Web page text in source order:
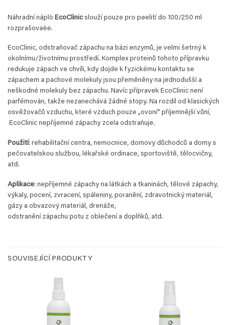
Náhradní náplò EcoClinicslouží pouze pro pøelití do 100/250 ml
rozprašovaèe.
EcoClinic, odstraňovač zápachu na bázi enzymů, je velmi šetrný k
okolnímu/životnímu prostředí. Komplex proteinů tohoto přípravku
redukuje zápach ve chvíli, kdy dojde k fyzickému kontaktu se
zápachem a pachové molekuly jsou přeměněny na jednodušší a
neškodné molekuly bez zápachu. Navíc přípravek EcoClinic není
parfémován, takže nezanechává žádné stopy. Na rozdíl od klasických
osvěžovačů vzduchu, které vzduch pouze „ovoní“ příjemnější vůní,
EcoClinic nepříjemné zápachy zcela odstraňuje.
Použití: rehabilitační centra, nemocnice, domovy důchodců a domy s
pečovatelskou službou, lékařské ordinace, sportoviště, tělocvičny,
atd.
Aplikace: nepříjemné zápachy na látkách a tkaninách, tělové zápachy,
výkaly, pocení, zvracení, spáleniny, poranění, zdravotnický materiál,
gázy a obvazový materiál, drenáže,
odstranění zápachu potu z oblečení a doplňků, atd.
SOUVISEJÍCÍ PRODUKTY